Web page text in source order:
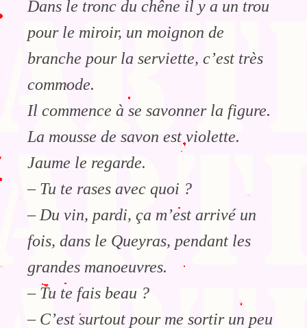
Dans le tronc du chêne il y a un trou
pour le miroir, un moignon de
branche pour la serviette, c’est très
commode.
Il commence à se savonner la figure.
La mousse de savon est violette.
Jaume le regarde.
– Tu te rases avec quoi ?
– Du vin, pardi, ça m’est arrivé un
fois, dans le Queyras, pendant les
grandes manoeuvres.
– Tu te fais beau ?
– C’est surtout pour me sortir un peu